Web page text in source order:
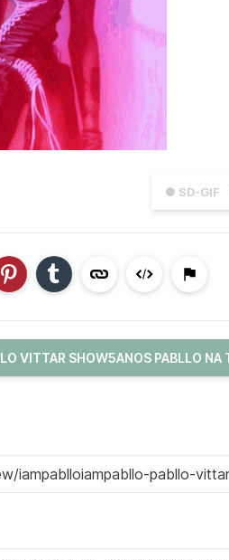
● SD-GIF
VITTAR SHOW5ANOS PABLLO